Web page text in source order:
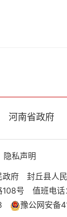
河南省政府
隐私声明
政府
封丘县人
108号
值班电
豫公网安备